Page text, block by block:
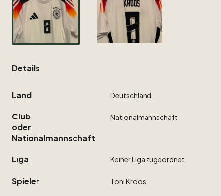
Details
Land Deutschland
Club
oder
Nationalmannschaft
Nationalmannschaft
Liga KeinerLiga zugeordnet
Spieler ToniKroos